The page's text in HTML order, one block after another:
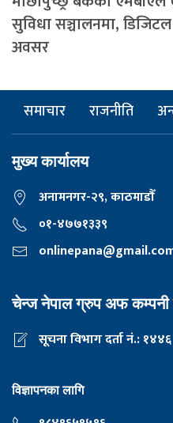
सुविधा सञ्चालनमा,
अवसर
समाचार राजनीति
मुख्य कार्यालय
अनामनगर-२९, काठमाडाैँ
०१-४७७१३३९
चेन्ज नेपाल ग्रुप अफ कम्पनी
सूचना विभाग दर्ता नं.:
विज्ञापनका लागि